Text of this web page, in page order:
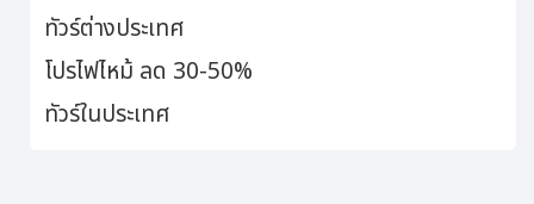
ทัวร์ต่างประเทศ
โปรไฟไหม้ ลด 30-50%
ทัวร์ในประเทศ